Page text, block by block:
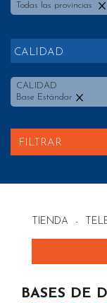
Todas las provincias
CALIDAD
CALIDAD
Base Estándar
FILTRAR
TIENDA -
BASES DE